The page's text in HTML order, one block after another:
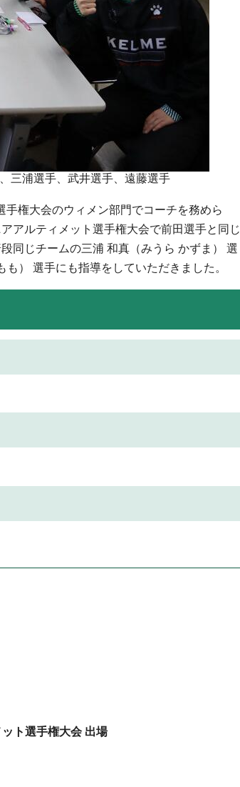
三浦選手、武井選手、遠藤選手
権大会のウィメン部門でコーチを務めら
アルティメット選手権大会で前田選手と同じ
同じチームの三浦 和真（みうら かずま） 選
） 選手にも指導をしていただきました。
ト選手権大会 出場